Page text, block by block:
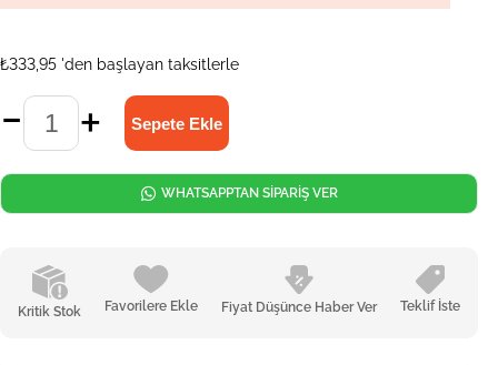
₺333,95 'den başlayan taksitlerle
Kritik Stok Favorilere Ekle Fiyat Düşünce Haber Ver Teklif İste
WHATSAPPTAN SİPARİŞ VER